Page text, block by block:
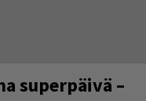
superpäivä –